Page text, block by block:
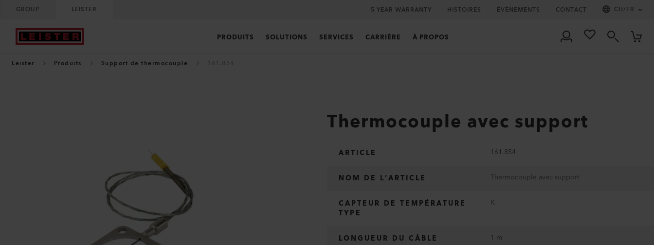
GROUP LEISTER 5 YEAR WARRANTY HISTOIRES ÉVÈNEMENTS CONTACT CH/FR
PRODUITS SOLUTIONS SERVICES CARRIÈRE À PROPOS
Leister Produits Support de thermocouple
Thermocouple avec support
ARTICLE 161.854
NOM DE L’ARTICLE Thermocouple avec support
CAPTEUR DE TEMPÉRATURE
TYPE
K
LONGUEUR DU CÂBLE 1 m